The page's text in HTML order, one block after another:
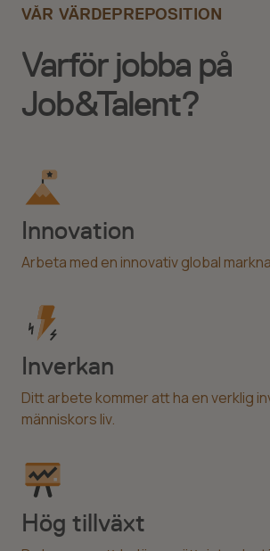
Varför jobba på
Job&Talent?
VÅR VÄRDEPREPOSITION
Innovation
Arbeta med en innovativ global
Inverkan
Ditt arbete kommer att ha en verklig
människors liv.
Hög tillväxt